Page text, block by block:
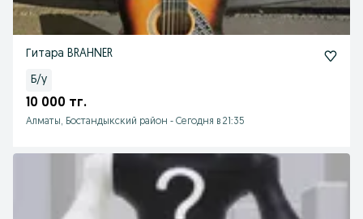
Гитара BRAHNER
Б/у
10 000 тг.
Алматы, Бостандыкский район - Сегодня в 21:35